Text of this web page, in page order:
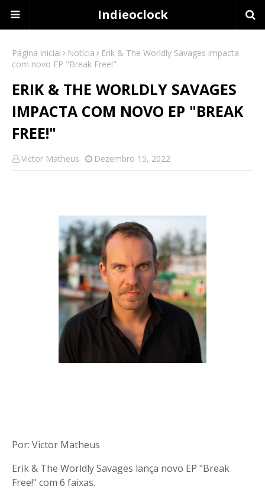
Indieoclock
Página inicial Notícia
Erik & The Worldly Savages impacta
com novo EP "Break Free!"
ERIK & THE WORLDLY SAVAGES
IMPACTA COM NOVO EP "BREAK
FREE!"
Victor Matheus Dezembro 15, 2022
Por: Victor Matheus
Erik & The Worldly Savages lança novo EP "Break
Free!" com 6 faixas.